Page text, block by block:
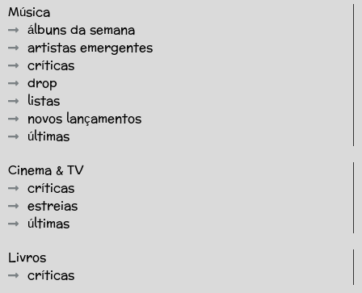
Música
álbuns da semana
artistas emergentes
críticas
drop
listas
novos lançamentos
últimas
Cinema & TV
críticas
estreias
últimas
Livros
críticas